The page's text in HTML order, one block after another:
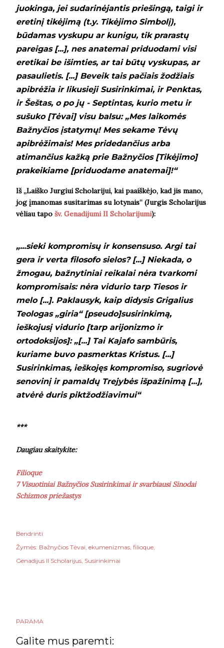
juokinga, jei sudarinėjantis priešingą, taigi ir
eretinį tikėjimą (t.y. Tikėjimo Simbolį),
būdamas vyskupu ar kunigu, tik prarastų
pareigas [...], nes anatemai priduodami visi
eretikai be išimties, ar tai būtų vyskupas, ar
pasaulietis. [...] Beveik tais pačiais žodžiais
apibrėžia ir likusieji Susirinkimai, ir Penktas,
ir Šeštas, o po jų - Septintas, kurio metu ir
sušuko [Tėvai] visu balsu: „Mes laikomės
Bažnyčios įstatymų! Mes sekame Tėvų
apibrėžimais! Mes pridedančius arba
atimančius kažką prie Bažnyčios [Tikėjimo]
prakeikiame [priduodame anatemai]!“
Iš „Laiško Jurgiui Scholarijui, kai paaiškėjo, kad jis mano,
jog įmanomas susitarimas su lotynais“ (Jurgis Scholarijus
vėliau tapo šv. Genadijumi II Scholarijumi):
„...sieki kompromisų ir konsensuso. Argi tai
gera ir verta filosofo sielos? [...] Niekada, o
žmogau, bažnytiniai reikalai nėra tvarkomi
kompromisais: nėra vidurio tarp Tiesos ir
melo [...]. Paklausyk, kaip didysis Grigalius
Teologas „giria“ [pseudo]susirinkimą,
ieškojusį vidurio [tarp arijonizmo ir
ortodoksijos]: „[...] Tai Kajafo sambūris,
kuriame buvo pasmerktas Kristus. [...]
Susirinkimas, ieškojęs kompromiso, sugriovė
senovinį ir pamaldų Trejybės išpažinimą [...],
atvėrė duris piktžodžiavimui“
***
Daugiau skaitykite:
Filioque
7 Visuotiniai Bažnyčios Susirinkimai ir svarbiausi Sinodai
Schizmos priežastys
Bendrinti
Žymės: Bažnyčios Tėvai ekumenizmas filioque
Genadijus II Scholarijus Susirinkimai
PARAMA
Galite mus paremti: